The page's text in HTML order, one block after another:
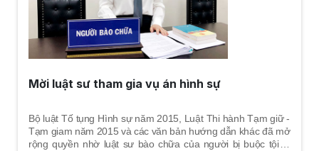
Mời luật sư tham gia vụ án hình sự
Bộ luật Tố tụng Hình sự năm 2015, Luật Thi hành Tạm giữ -
Tạm giam năm 2015 và các văn bản hướng dẫn khác đã mở
rộng quyền nhờ luật sư bào chữa của người bị buộc tội là